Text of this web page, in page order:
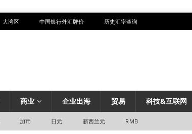
大湾区 中国银行外汇牌价 历史汇率查询
商业 企业出海 贸易 科技&互联网
加币 日元 新西兰元 RMB